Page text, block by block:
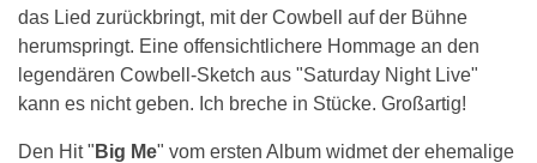
das Lied zurückbringt, mit der Cowbell auf der Bühne
herumspringt. Eine offensichtlichere Hommage an den
legendären Cowbell-Sketch aus "Saturday Night Live"
kann es nicht geben. Ich breche in Stücke. Großartig!
Den Hit " Big Me" vom ersten Album widmet der ehemalige